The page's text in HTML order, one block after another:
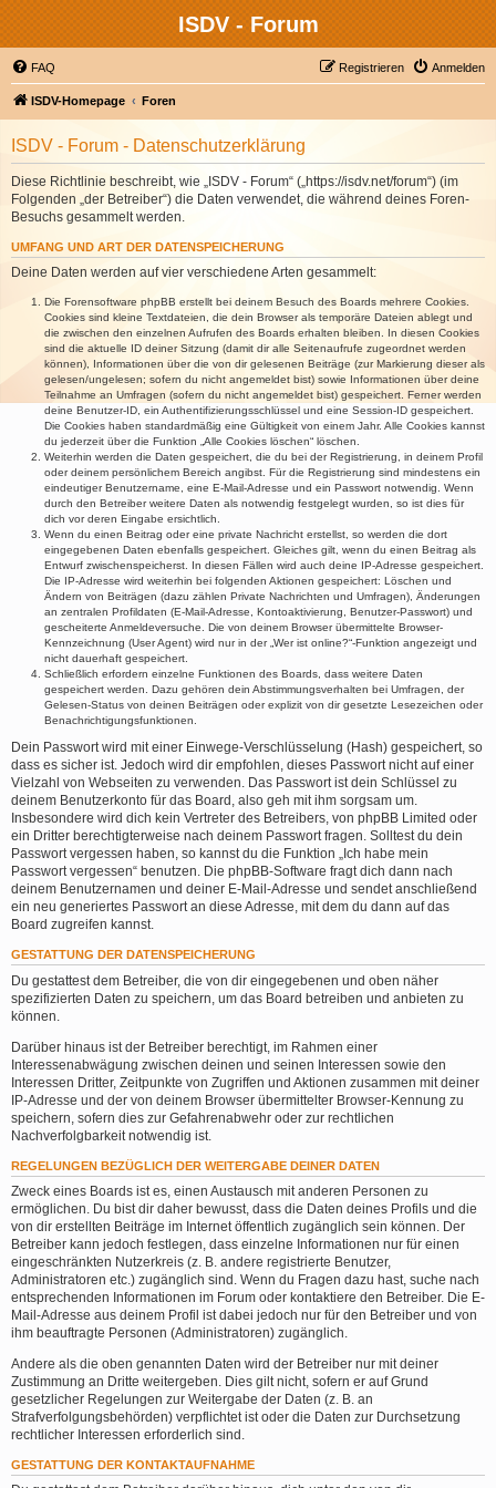
ISDV - Forum
FAQ Anmelden
Registrieren
ISDV-Homepage Foren
ISDV - Forum - Datenschutzerklärung
Diese Richtlinie beschreibt, wie „ISDV - Forum“ („https://isdv.net/forum“) (im
Folgenden „der Betreiber“) die Daten verwendet, die während deines Foren-
Besuchs gesammelt werden.
UMFANG UND ART DER DATENSPEICHERUNG
Deine Daten werden auf vier verschiedene Arten gesammelt:
Die Forensoftware phpBB erstellt bei deinem Besuch des Boards mehrere Cookies.
Cookies sind kleine Textdateien, die dein Browser als temporäre Dateien ablegt und
die zwischen den einzelnen Aufrufen des Boards erhalten bleiben. In diesen Cookies
sind die aktuelle ID deiner Sitzung (damit dir alle Seitenaufrufe zugeordnet werden
können), Informationen über die von dir gelesenen Beiträge (zur Markierung dieser als
gelesen/ungelesen; sofern du nicht angemeldet bist) sowie Informationen über deine
Teilnahme an Umfragen (sofern du nicht angemeldet bist) gespeichert. Ferner werden
deine Benutzer-ID, ein Authentifizierungsschlüssel und eine Session-ID gespeichert.
Die Cookies haben standardmäßig eine Gültigkeit von einem Jahr. Alle Cookies kannst
du jederzeit über die Funktion „Alle Cookies löschen“ löschen.
Weiterhin werden die Daten gespeichert, die du bei der Registrierung, in deinem Profil
oder deinem persönlichem Bereich angibst. Für die Registrierung sind mindestens ein
eindeutiger Benutzername, eine E-Mail-Adresse und ein Passwort notwendig. Wenn
durch den Betreiber weitere Daten als notwendig festgelegt wurden, so ist dies für
dich vor deren Eingabe ersichtlich.
Wenn du einen Beitrag oder eine private Nachricht erstellst, so werden die dort
eingegebenen Daten ebenfalls gespeichert. Gleiches gilt, wenn du einen Beitrag als
Entwurf zwischenspeicherst. In diesen Fällen wird auch deine IP-Adresse gespeichert.
Die IP-Adresse wird weiterhin bei folgenden Aktionen gespeichert: Löschen und
Ändern von Beiträgen (dazu zählen Private Nachrichten und Umfragen), Änderungen
an zentralen Profildaten (E-Mail-Adresse, Kontoaktivierung, Benutzer-Passwort) und
gescheiterte Anmeldeversuche. Die von deinem Browser übermittelte Browser-
Kennzeichnung (User Agent) wird nur in der „Wer ist online?“-Funktion angezeigt und
nicht dauerhaft gespeichert.
Schließlich erfordern einzelne Funktionen des Boards, dass weitere Daten
gespeichert werden. Dazu gehören dein Abstimmungsverhalten bei Umfragen, der
Gelesen-Status von deinen Beiträgen oder explizit von dir gesetzte Lesezeichen oder
Benachrichtigungsfunktionen.
Dein Passwort wird mit einer Einwege-Verschlüsselung (Hash) gespeichert, so
dass es sicher ist. Jedoch wird dir empfohlen, dieses Passwort nicht auf einer
Vielzahl von Webseiten zu verwenden. Das Passwort ist dein Schlüssel zu
deinem Benutzerkonto für das Board, also geh mit ihm sorgsam um.
Insbesondere wird dich kein Vertreter des Betreibers, von phpBB Limited oder
ein Dritter berechtigterweise nach deinem Passwort fragen. Solltest du dein
Passwort vergessen haben, so kannst du die Funktion „Ich habe mein
Passwort vergessen“ benutzen. Die phpBB-Software fragt dich dann nach
deinem Benutzernamen und deiner E-Mail-Adresse und sendet anschließend
ein neu generiertes Passwort an diese Adresse, mit dem du dann auf das
Board zugreifen kannst.
GESTATTUNG DER DATENSPEICHERUNG
Du gestattest dem Betreiber, die von dir eingegebenen und oben näher
spezifizierten Daten zu speichern, um das Board betreiben und anbieten zu
können.
Darüber hinaus ist der Betreiber berechtigt, im Rahmen einer
Interessenabwägung zwischen deinen und seinen Interessen sowie den
Interessen Dritter, Zeitpunkte von Zugriffen und Aktionen zusammen mit deiner
IP-Adresse und der von deinem Browser übermittelter Browser-Kennung zu
speichern, sofern dies zur Gefahrenabwehr oder zur rechtlichen
Nachverfolgbarkeit notwendig ist.
REGELUNGEN BEZÜGLICH DER WEITERGABE DEINER DATEN
Zweck eines Boards ist es, einen Austausch mit anderen Personen zu
ermöglichen. Du bist dir daher bewusst, dass die Daten deines Profils und die
von dir erstellten Beiträge im Internet öffentlich zugänglich sein können. Der
Betreiber kann jedoch festlegen, dass einzelne Informationen nur für einen
eingeschränkten Nutzerkreis (z. B. andere registrierte Benutzer,
Administratoren etc.) zugänglich sind. Wenn du Fragen dazu hast, suche nach
entsprechenden Informationen im Forum oder kontaktiere den Betreiber. Die E-
Mail-Adresse aus deinem Profil ist dabei jedoch nur für den Betreiber und von
ihm beauftragte Personen (Administratoren) zugänglich.
Andere als die oben genannten Daten wird der Betreiber nur mit deiner
Zustimmung an Dritte weitergeben. Dies gilt nicht, sofern er auf Grund
gesetzlicher Regelungen zur Weitergabe der Daten (z. B. an
Strafverfolgungsbehörden) verpflichtet ist oder die Daten zur Durchsetzung
rechtlicher Interessen erforderlich sind.
GESTATTUNG DER KONTAKTAUFNAHME